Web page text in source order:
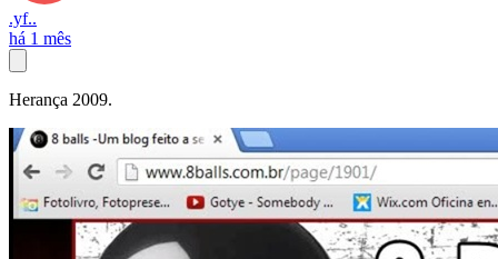
.yf..
há 1 mês
Herança 2009.